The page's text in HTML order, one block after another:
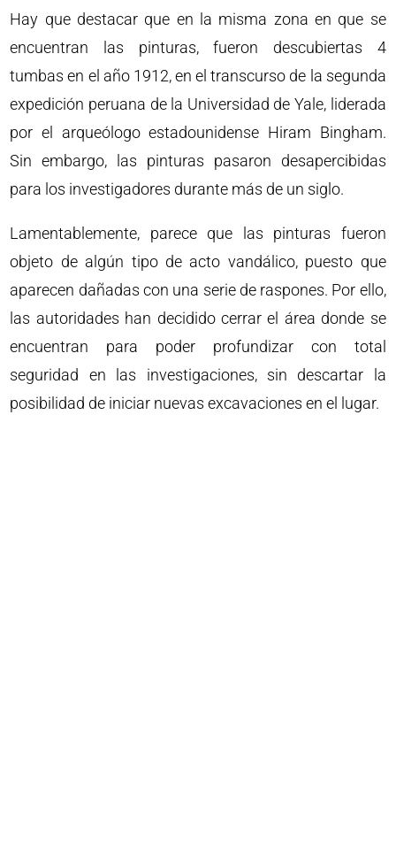
Hay que destacar que en la misma zona en que se
encuentran las pinturas, fueron descubiertas 4
tumbas en el año 1912, en el transcurso de la segunda
expedición peruana de la Universidad de Yale, liderada
por el arqueólogo estadounidense Hiram Bingham.
Sin embargo, las pinturas pasaron desapercibidas
para los investigadores durante más de un siglo.
Lamentablemente, parece que las pinturas fueron
objeto de algún tipo de acto vandálico, puesto que
aparecen dañadas con una serie de raspones. Por ello,
las autoridades han decidido cerrar el área donde se
encuentran para poder profundizar con total
seguridad en las investigaciones, sin descartar la
posibilidad de iniciar nuevas excavaciones en el lugar.